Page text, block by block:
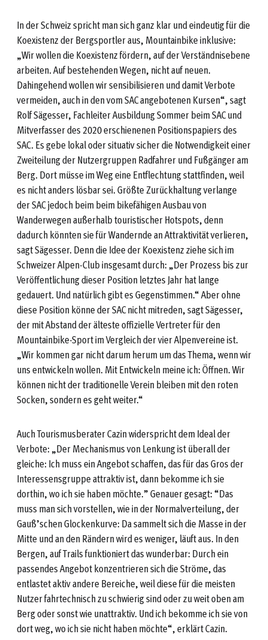
In der Schweiz spricht man sich ganz klar und eindeutig für die
Koexistenz der Bergsportler aus, Mountainbike inklusive:
„Wir wollen die Koexistenz fördern, auf der Verständnisebene
arbeiten. Auf bestehenden Wegen, nicht auf neuen.
Dahingehend wollen wir sensibilisieren und damit Verbote
vermeiden, auch in den vom SAC angebotenen Kursen“, sagt
Rolf Sägesser, Fachleiter Ausbildung Sommer beim SAC und
Mitverfasser des 2020 erschienenen Positionspapiers des
SAC. Es gebe lokal oder situativ sicher die Notwendigkeit einer
Zweiteilung der Nutzergruppen Radfahrer und Fußgänger am
Berg. Dort müsse im Weg eine Entflechtung stattfinden, weil
es nicht anders lösbar sei. Größte Zurückhaltung verlange
der SAC jedoch beim beim bikefähigen Ausbau von
Wanderwegen außerhalb touristischer Hotspots, denn
dadurch könnten sie für Wandernde an Attraktivität verlieren,
sagt Sägesser. Denn die Idee der Koexistenz ziehe sich im
Schweizer Alpen-Club insgesamt durch: „Der Prozess bis zur
Veröffentlichung dieser Position letztes Jahr hat lange
gedauert. Und natürlich gibt es Gegenstimmen.“ Aber ohne
diese Position könne der SAC nicht mitreden, sagt Sägesser,
der mit Abstand der älteste offizielle Vertreter für den
Mountainbike-Sport im Vergleich der vier Alpenvereine ist.
„Wir kommen gar nicht darum herum um das Thema, wenn wir
uns entwickeln wollen. Mit Entwickeln meine ich: Öffnen. Wir
können nicht der traditionelle Verein bleiben mit den roten
Socken, sondern es geht weiter.“
Auch Tourismusberater Cazin widerspricht dem Ideal der
Verbote: „Der Mechanismus von Lenkung ist überall der
gleiche: Ich muss ein Angebot schaffen, das für das Gros der
Interessensgruppe attraktiv ist, dann bekomme ich sie
dorthin, wo ich sie haben möchte.” Genauer gesagt: “Das
muss man sich vorstellen, wie in der Normalverteilung, der
Gauß’schen Glockenkurve: Da sammelt sich die Masse in der
Mitte und an den Rändern wird es weniger, läuft aus. In den
Bergen, auf Trails funktioniert das wunderbar: Durch ein
passendes Angebot konzentrieren sich die Ströme, das
entlastet aktiv andere Bereiche, weil diese für die meisten
Nutzer fahrtechnisch zu schwierig sind oder zu weit oben am
Berg oder sonst wie unattraktiv. Und ich bekomme ich sie von
dort weg, wo ich sie nicht haben möchte“, erklärt Cazin.